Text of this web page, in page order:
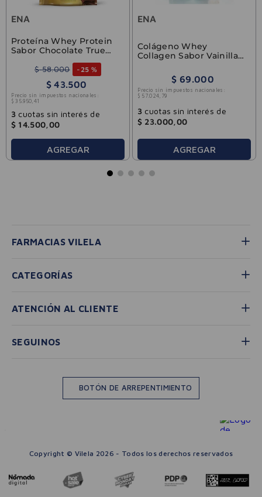
＋
ENA
Proteína Whey Protein
Sabor Chocolate True
$ 58.000 - 25 %
$ 43.500
Precio sin impuestos nacionales:
$ 35.950 41
3cuotas sin interés de
$ 14.500 00
AGREGAR
ENA
Colágeno Whey
Collagen Sabor Vainilla
ENA 750gr
$ 69.000
Precio sin impuestos nacionales:
$ 57.024 79
3cuotas sin interés de
$ 23.000,00
AGREGAR
FARMACIAS VILELA
CATEGORÍAS
ATENCIÓN AL CLIENTE
SEGUINOS
BOTÓN DE ARREPENTIMIENTO
Copyright © Vilela 2026 - Todos los derechos reservados